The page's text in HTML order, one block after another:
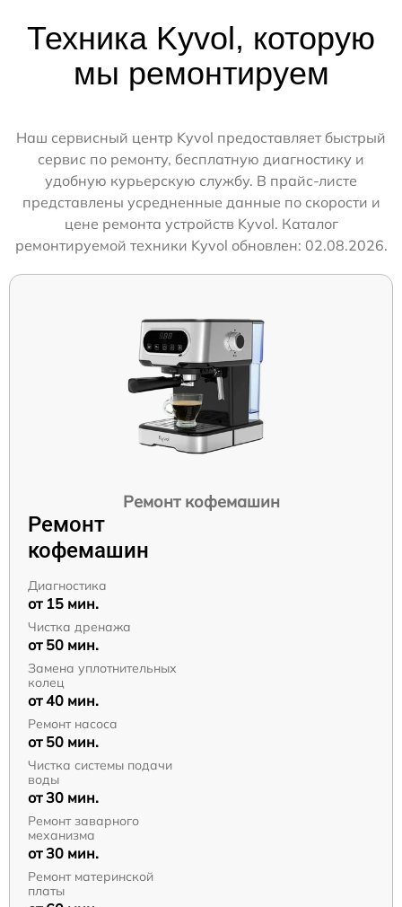
Техника Kyvol, которую
мы ремонтируем
Наш сервисный центр Kyvol предоставляет быстрый
сервис по ремонту, бесплатную диагностику и
удобную курьерскую службу. В прайс-листе
представлены усредненные данные по скорости и
цене ремонта устройств Kyvol. Каталог
ремонтируемой техники Kyvol обновлен: 02.08.2026.
Ремонт кофемашин
Ремонт
кофемашин
Диагностика
от 15 мин.
Чистка дренажа
от 50 мин.
Замена уплотнительных
колец
от 40 мин.
Ремонт насоса
от 50 мин.
Чистка системы подачи
воды
от 30 мин.
Ремонт заварного
механизма
от 30 мин.
Ремонт материнской
платы